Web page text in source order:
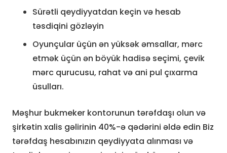
Sürətli qeydiyyatdan keçin və hesab
təsdiqini gözləyin
Oyunçular üçün ən yüksək əmsallar, mərc
etmək üçün ən böyük hadisə seçimi, çevik
mərc qurucusu, rahat və ani pul çıxarma
üsulları.
Məşhur bukmeker kontorunun tərəfdaşı olun və
şirkətin xalis gəlirinin 40%-ə qədərini əldə edin Biz
tərəfdaş hesabınızın qeydiyyata alınması və